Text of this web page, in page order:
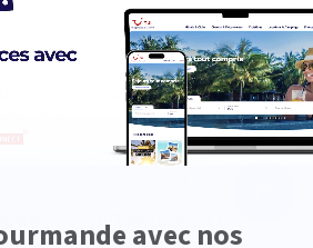
Des hôtels choisis
avec soin
200 agences à votre